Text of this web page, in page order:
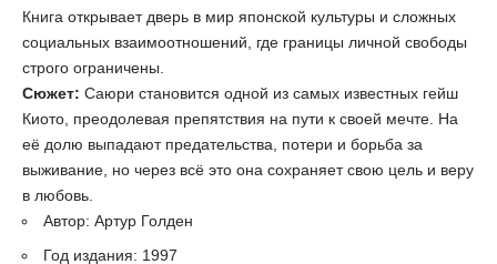
Книга открывает дверь в мир японской культуры и сложных
социальных взаимоотношений, где границы личной свободы
строго ограничены.
Сюжет: Саюри становится одной из самых известных гейш
Киото, преодолевая препятствия на пути к своей мечте. На
её долю выпадают предательства, потери и борьба за
выживание, но через всё это она сохраняет свою цель и веру
в любовь.
Автор: Артур Голден
Год издания: 1997